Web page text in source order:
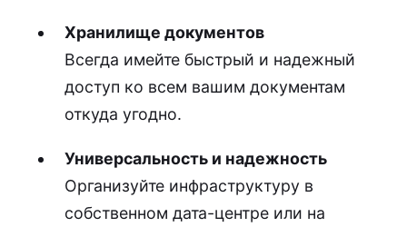
Хранилище документов
Всегда имейте быстрый и надежный
доступ ко всем вашим документам
откуда угодно.
Универсальность и надежность
Организуйте инфраструктуру в
собственном дата-центре или на